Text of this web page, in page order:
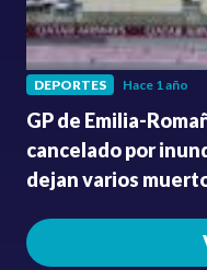
DEPORTES Hace 1 año
GP de Emilia-
cancelado por
dejan varios